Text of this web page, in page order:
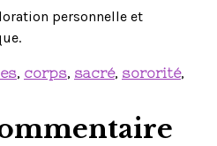
personnelle et
, corps, sacré, sororité,